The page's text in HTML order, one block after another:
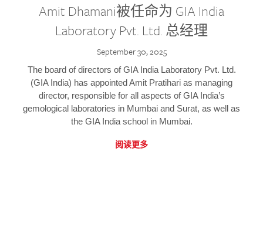
Amit Dhamani被任命为 GIA India
Laboratory Pvt. Ltd. 总经理
September 30, 2025
The board of directors of GIA India Laboratory Pvt. Ltd.
(GIA India) has appointed Amit Pratihari as managing
director, responsible for all aspects of GIA India’s
gemological laboratories in Mumbai and Surat, as well as
the GIA India school in Mumbai.
阅读更多